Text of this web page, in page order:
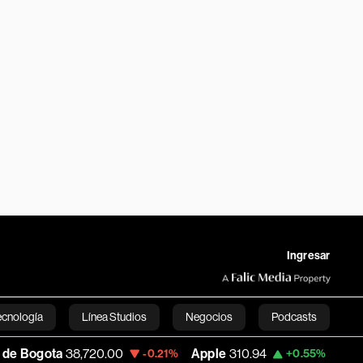
Ingresar
Línea Studios Negocios Podcasts
English-0.21% Apple 310.94 +0.55% USD COP 3,175.95